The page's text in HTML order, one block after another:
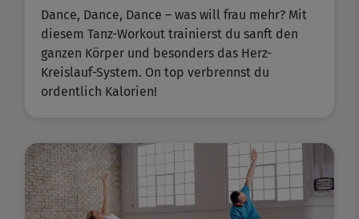
Dance, Dance, Dance – was will frau mehr? Mit
diesem Tanz-Workout trainierst du sanft den
ganzen Körper und besonders das Herz-
Kreislauf-System. On top verbrennst du
ordentlich Kalorien!